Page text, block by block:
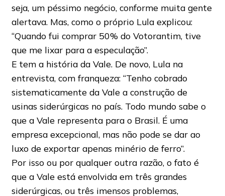
seja, um péssimo negócio, conforme muita gente
alertava. Mas, como o próprio Lula explicou:
“Quando fui comprar 50% do Votorantim, tive
que me lixar para a especulação”.
E tem a história da Vale. De novo, Lula na
entrevista, com franqueza: “Tenho cobrado
sistematicamente da Vale a construção de
usinas siderúrgicas no país. Todo mundo sabe o
que a Vale representa para o Brasil. É uma
empresa excepcional, mas não pode se dar ao
luxo de exportar apenas minério de ferro”.
Por isso ou por qualquer outra razão, o fato é
que a Vale está envolvida em três grandes
siderúrgicas, ou três imensos problemas,